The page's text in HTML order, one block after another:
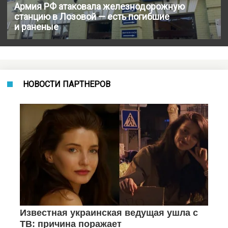
Армия РФ атаковала железнодорожную
станцию в Лозовой — есть погибшие
и раненые
НОВОСТИ ПАРТНЕРОВ